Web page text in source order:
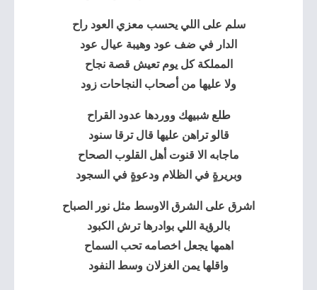
سلم على اللي يحسب معزي العود راح
‏الدار في ضف عود وهيبة عيال عود
‏المملكة كل يوم تعيش قصة نجاح
‏ولا عليها من أصحاب النجاحات زود
‏طلع شبيهك ووردها عدود القراح
‏قالو تراهن عليها قال ترقا سنود
‏ماجابه الا قنوت أهل القلوب الصحاح
‏وبريرةٍ في الظلام ودعوةٍ في السجود
اشرق على الشرق الاوسط مثل نور الصباح
بالرؤية اللي بوادرها ترش الكبود
اهمها يجعل اخصامه تحب السماح
واقلها يمن الغزلان وسط النفود